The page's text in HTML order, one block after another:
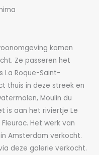
komen
Ze passeren het
La Roque-Saint-
thuis in deze streek en
Moulin du
is aan het riviertje Le
Het werk van
Amsterdam verkocht.
deze galerie verkocht.